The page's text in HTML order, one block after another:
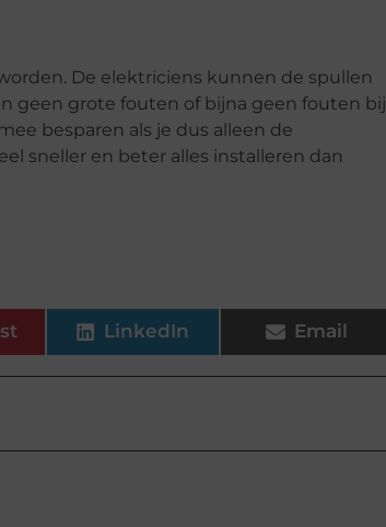
De elektriciens kunnen de spullen
geen grote fouten of bijna geen fouten bij
besparen als je dus alleen de
sneller en beter alles installeren dan
LinkedIn Email